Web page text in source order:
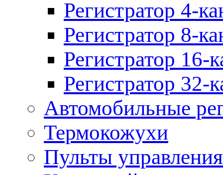
Регистратор 4-
Регистратор 8-
Регистратор 16-
Регистратор 32-
Автомобильные
Термокожухи
Пульты управления